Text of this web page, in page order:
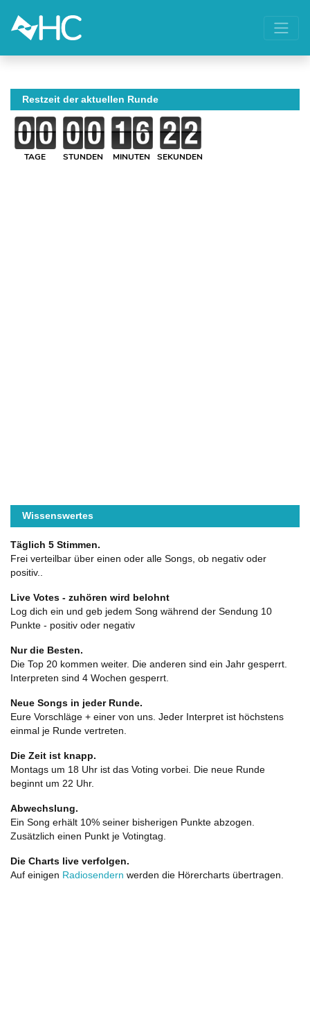
Restzeit der aktuellen Runde
TAGE STUNDEN MINUTEN SEKUNDEN
Wissenswertes
Täglich 5 Stimmen.
Frei verteilbar über einen oder alle Songs, ob negativ oder
positiv..
Live Votes - zuhören wird belohnt
Log dich ein und geb jedem Song während der Sendung 10
Punkte - positiv oder negativ
Nur die Besten.
Die Top 20 kommen weiter. Die anderen sind ein Jahr gesperrt.
Interpreten sind 4 Wochen gesperrt.
Neue Songs in jeder Runde.
Eure Vorschläge + einer von uns. Jeder Interpret ist höchstens
einmal je Runde vertreten.
Die Zeit ist knapp.
Montags um 18 Uhr ist das Voting vorbei. Die neue Runde
beginnt um 22 Uhr.
Abwechslung.
Ein Song erhält 10% seiner bisherigen Punkte abzogen.
Zusätzlich einen Punkt je Votingtag.
Die Charts live verfolgen.
Auf einigen Radiosendern werden die Hörercharts übertragen.